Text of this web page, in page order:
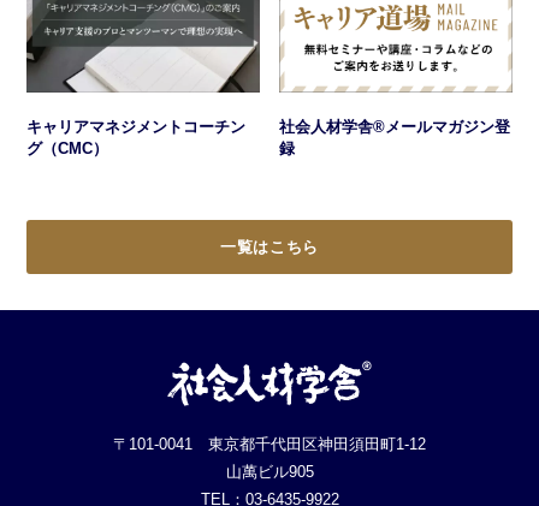
キャリアマネジメントコーチン
グ（CMC）
社会人材学舎®メールマガジン登
録
一覧はこちら
〒101-0041 東京都千代田区神田須田町1-12
山萬ビル905
TEL：03-6435-9922